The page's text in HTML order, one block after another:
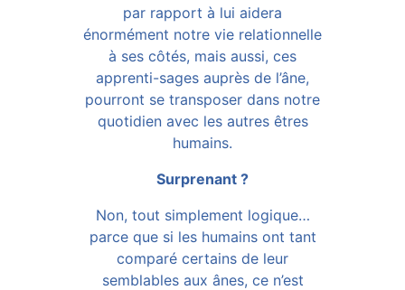
par rapport à lui aidera
énormément notre vie relationnelle
à ses côtés, mais aussi, ces
apprenti-sages auprès de l’âne,
pourront se transposer dans notre
quotidien avec les autres êtres
humains.
Surprenant ?
Non, tout simplement logique…
parce que si les humains ont tant
comparé certains de leur
semblables aux ânes, ce n’est